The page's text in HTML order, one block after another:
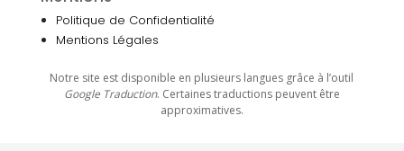
Politique de Confidentialité
Mentions Légales
Notre site est disponible en plusieurs langues grâce à l’outil
Google Traduction. Certaines traductions peuvent être
approximatives.